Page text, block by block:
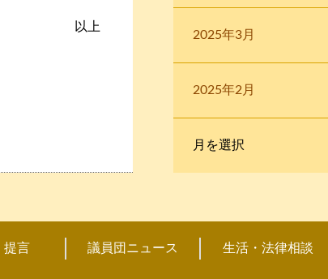
以上
2025年3月
2025年2月
提言 議員団ニュース 生活・法律相談